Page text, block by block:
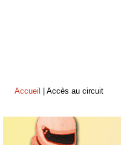
Accueil |Accès au circuit